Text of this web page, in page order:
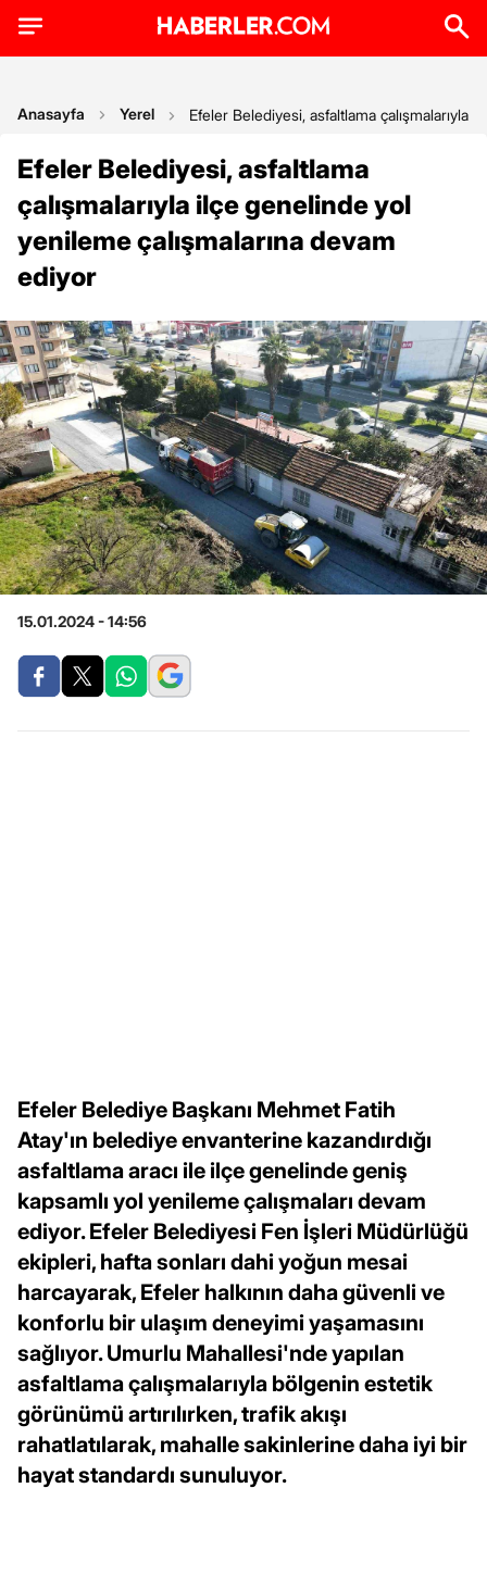
Anasayfa Yerel Efeler Belediyesi, asfaltlama çalışmalarıyla
Efeler Belediyesi, asfaltlama
çalışmalarıyla ilçe genelinde yol
yenileme çalışmalarına devam
ediyor
15.01.2024 - 14:56
Efeler Belediye Başkanı Mehmet Fatih
Atay'ın belediye envanterine kazandırdığı
asfaltlama aracı ile ilçe genelinde geniş
kapsamlı yol yenileme çalışmaları devam
ediyor. Efeler Belediyesi Fen İşleri Müdürlüğü
ekipleri, hafta sonları dahi yoğun mesai
harcayarak, Efeler halkının daha güvenli ve
konforlu bir ulaşım deneyimi yaşamasını
sağlıyor. Umurlu Mahallesi'nde yapılan
asfaltlama çalışmalarıyla bölgenin estetik
görünümü artırılırken, trafik akışı
rahatlatılarak, mahalle sakinlerine daha iyi bir
hayat standardı sunuluyor.